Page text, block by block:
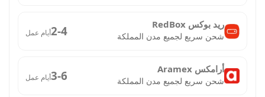
ريد بوكس RedBox
شحن سريع لجميع مدن المملكة 2-4أيام عمل
أرامكس Aramex
شحن سريع لجميع مدن المملكة 3-6أيام عمل